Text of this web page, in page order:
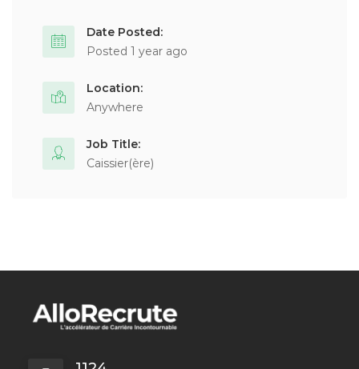
Date Posted:
Posted 1 year ago
Location:
Anywhere
Job Title:
Caissier(ère)